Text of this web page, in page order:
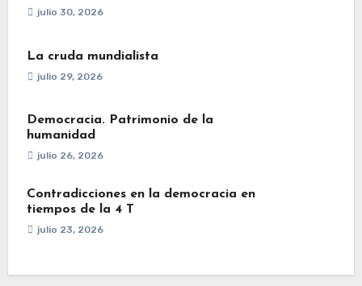
julio 30, 2026
La cruda mundialista
julio 29, 2026
Democracia. Patrimonio de la
humanidad
julio 26, 2026
Contradicciones en la democracia en
tiempos de la 4 T
julio 23, 2026